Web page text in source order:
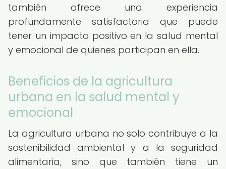
también ofrece una experiencia
profundamente satisfactoria que puede
tener un impacto positivo en la salud mental
y emocional de quienes participan en ella.
Beneficios de la agricultura
urbana en la salud mental y
emocional
La agricultura urbana no solo contribuye a la
sostenibilidad ambiental y a la seguridad
alimentaria, sino que también tiene un